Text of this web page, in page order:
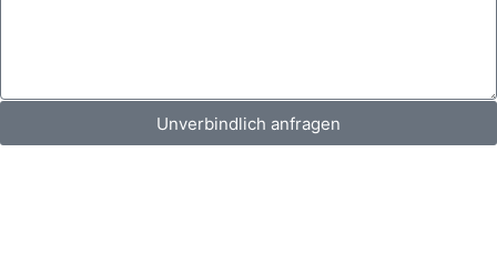
Unverbindlich anfragen